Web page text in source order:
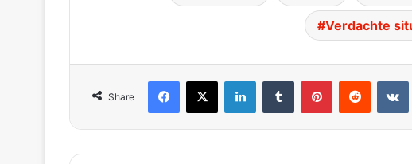
Verdachte
Share
Facebook
X LinkedInTumblr PinterestReddit